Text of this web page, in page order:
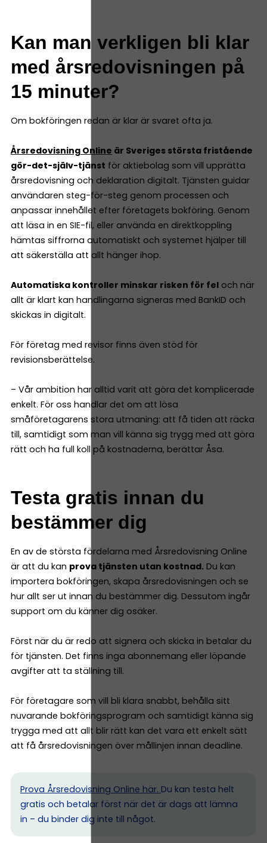
Kan man verkligen bli klar
med årsredovisningen på
15 minuter?
Om bokföringen redan är klar är svaret ofta ja.
Årsredovisning Online är Sveriges största fristående
gör-det-själv-tjänst för aktiebolag som vill upprätta
årsredovisning och deklaration digitalt. Tjänsten guidar
användaren steg-för-steg genom processen och
anpassar innehållet efter företagets bokföring. Genom
att läsa in en SIE-fil, eller använda en direktkoppling
hämtas siffrorna automatiskt och systemet hjälper till
att säkerställa att allt hänger ihop.
Automatiska kontroller minskar risken för fel och när
allt är klart kan handlingarna signeras med BankID och
skickas in digitalt.
För företag med revisor finns även stöd för
revisionsberättelse.
– Vår ambition har alltid varit att göra det komplicerade
enkelt. För oss handlar det om att lösa
småföretagarens stora utmaning: att få tiden att räcka
till, samtidigt som man vill känna sig trygg med att göra
rätt och ha full koll på kostnaderna, berättar Åsa.
Testa gratis innan du
bestämmer dig
En av de största fördelarna med Årsredovisning Online
är att du kan prova tjänsten utan kostnad. Du kan
importera bokföringen, skapa årsredovisningen och se
hur allt ser ut innan du bestämmer dig. Dessutom ingår
support om du känner dig osäker.
Först när du är redo att signera och skicka in betalar du
för tjänsten. Det finns inga abonnemang eller löpande
avgifter att ta ställning till.
För företagare som vill bli klara snabbt, behålla sitt
nuvarande bokföringsprogram och samtidigt känna sig
trygga med att allt blir rätt kan det vara ett enkelt sätt
att få årsredovisningen över mållinjen innan deadline.
Prova Årsredovisning Online här. Du kan testa helt
gratis och betalar först när det är dags att lämna
in – du binder dig inte till något.